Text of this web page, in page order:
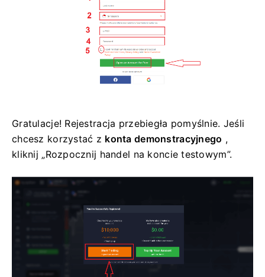
Gratulacje! Rejestracja przebiegła pomyślnie. Jeśli
chcesz korzystać z konta demonstracyjnego ,
kliknij „Rozpocznij handel na koncie testowym”.